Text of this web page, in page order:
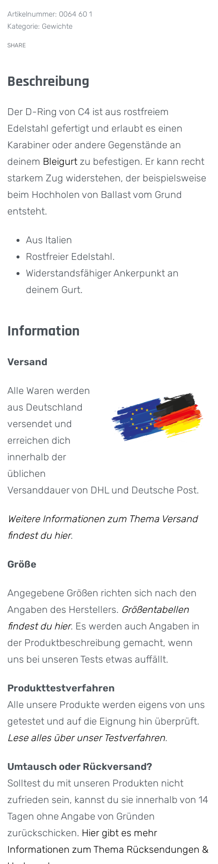
0064 60 1
Kategorie: Gewichte
SHARE
Beschreibung
Der D-Ring von C4 ist aus rostfreiem
Edelstahl gefertigt und erlaubt es einen
Karabiner oder andere Gegenstände an
deinem Bleigurt zu befestigen. Er kann recht
starkem Zug widerstehen, der beispielsweise
beim Hochholen von Ballast vom Grund
entsteht.
Aus Italien
Rostfreier Edelstahl.
Widerstandsfähiger Ankerpunkt an
deinem Gurt.
Information
Versand
Alle Waren werden
aus Deutschland
versendet und
erreichen dich
innerhalb der
üblichen
Versanddauer von DHL und Deutsche Post.
Weitere Informationen zum Thema Versand
findest du hier.
Größe
Angegebene Größen richten sich nach den
Angaben des Herstellers. Größentabellen
findest du hier. Es werden auch Angaben in
der Produktbeschreibung gemacht, wenn
uns bei unseren Tests etwas auffällt.
Produkttestverfahren
Alle unsere Produkte werden eigens von uns
getestet und auf die Eignung hin überprüft.
Lese alles über unser Testverfahren.
Umtausch oder Rückversand?
Solltest du mit unseren Produkten nicht
zufrieden sein, kannst du sie innerhalb von 14
Tagen ohne Angabe von Gründen
zurückschicken. Hier gibt es mehr
Informationen zum Thema Rücksendungen &